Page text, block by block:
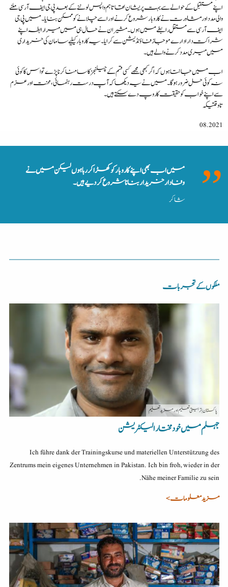
اپنے مستقبل کے حوالے سے بہت پریشان تھا تاہم واپس لوٹنے کے بعد پی جی ایف آر سی ملنے
والی مدد اور مشاورت نے کاروبار شروع کرنے اور اسے چلانے کو ممکن بنایا۔ میں پی جی
ایف آر سی سے مستقل رابطے میں ہوں۔ مشیران نے حال ہی میں میرا رابطہ اپنے
شراکت دار ادارے موجاز فاؤنڈیشن سے کرایا۔ یہ کاروبار کیلیے سامان کی خریداری
میں میری مدد کرنے والے ہیں۔
اب میں جانتا ہوں کہ اگر کبھی مجھے کسی قسم کے چیلنجزکا سامنا کرنا پڑے تو اس کا کوئی
نہ کوئی حل ضرور ہوگا۔ میں نے یہ دیکھا کہ آپ درست رہنمائی، محنت اور عزم
سے اپنے خواب کو حقیقت کا روپ دے سکتے ہیں۔
تاوقتیکہ
08.2021
میں اب بھی اپنے کاروبار کو کھڑا کررہا ہوں لیکن میں نے
وفادار خریدار بنانا شروع کردیے ہیں۔
شاکر
ملکوں کے تجربات
پاکستان| تربیتی تعلیم اور مزید تعلیم
جہلم میں خود مختار الیکٹریشن
Ich führe dank der Trainingskurse und materiellen Unterstützung des
Zentrums mein eigenes Unternehmen in Pakistan. Ich bin froh, wieder in der
Nähe meiner Familie zu sein.
مزید معلومات >